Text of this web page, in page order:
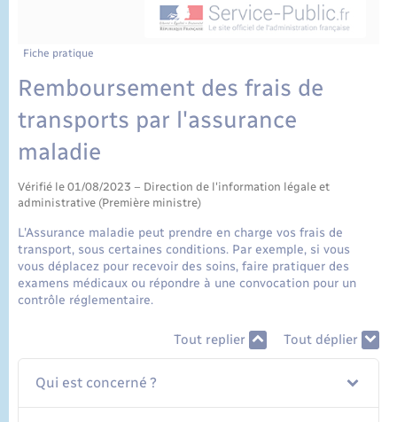
Fiche pratique
Remboursement des frais de
transports par l'assurance
maladie
Vérifié le 01/08/2023 – Direction de l'information légale et
administrative (Première ministre)
L'Assurance maladie peut prendre en charge vos frais de
transport, sous certaines conditions. Par exemple, si vous
vous déplacez pour recevoir des soins, faire pratiquer des
examens médicaux ou répondre à une convocation pour un
contrôle réglementaire.
Tout replier Tout déplier
Qui est concerné ?